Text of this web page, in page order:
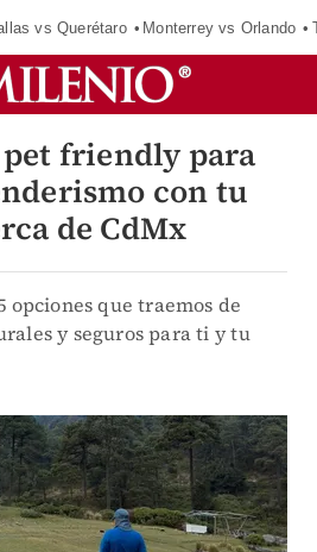
vs Querétaro Monterrey vs Orlando
pet friendly para
con tu
de CdMx
opciones que traemos de
y seguros para ti y tu